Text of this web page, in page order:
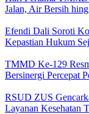
Jalan, Air Bersih
Efendi Dali Soroti
Kepastian Hukum
TMMD Ke-129
Bersinergi Percepat
RSUD ZUS
Layanan Kesehatan